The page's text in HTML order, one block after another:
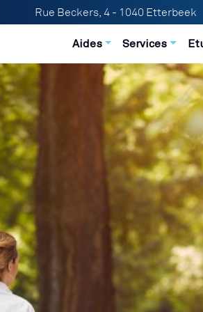
Rue Beckers, 4 - 1040 Etterbeek
Navigation
Aides Services